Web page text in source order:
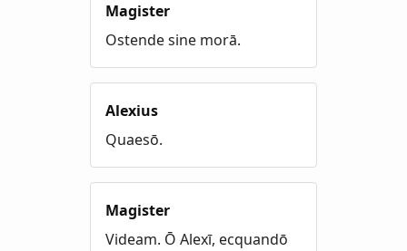
Magister
Ostende sine morā.
Alexius
Quaesō.
Magister
Videam. Ō Alexī, ecquandō